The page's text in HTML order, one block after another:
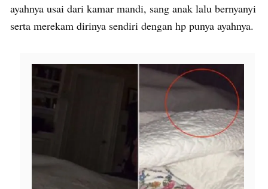
ayahnya usai dari kamar mandi, sang anak lalu bernyanyi
serta merekam dirinya sendiri dengan hp punya ayahnya.